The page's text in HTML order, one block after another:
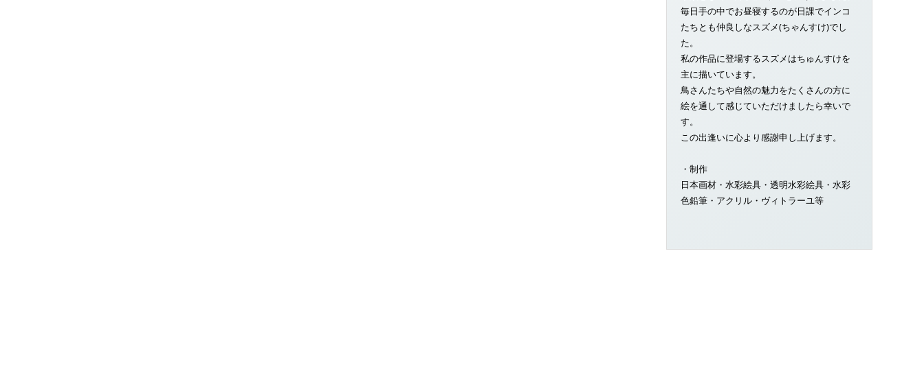
毎日手の中でお昼寝するのが日課でインコ
たちとも仲良しなスズメ(ちゃんすけ)でし
た。
私の作品に登場するスズメはちゅんすけを
主に描いています。
鳥さんたちや自然の魅力をたくさんの方に
絵を通して感じていただけましたら幸いで
す。
この出逢いに心より感謝申し上げます。
・制作
日本画材・水彩絵具・透明水彩絵具・水彩
色鉛筆・アクリル・ヴィトラーユ等